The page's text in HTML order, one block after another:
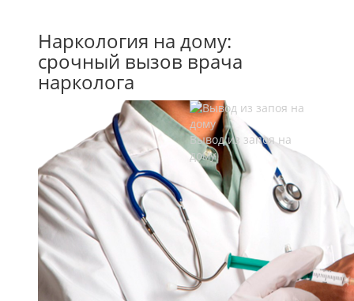
Наркология на дому:
срочный вызов врача
нарколога
Вывод из запоя на
дому